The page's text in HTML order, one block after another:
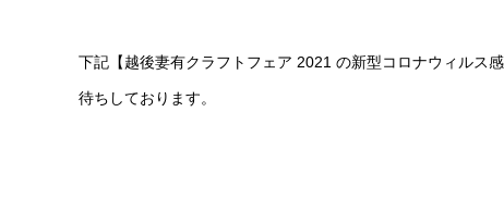
下記【越後妻有クラフトフェア 2021 の新型コロナウィルス
待ちしております。